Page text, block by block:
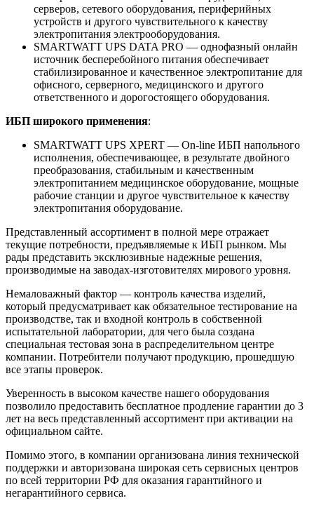
серверов, сетевого оборудования, периферийных
устройств и другого чувствительного к качеству
электропитания электрооборудования.
SMARTWATT UPS DATA PRO — однофазный онлайн
источник бесперебойного питания обеспечивает
стабилизированное и качественное электропитание для
офисного, серверного, медицинского и другого
ответственного и дорогостоящего оборудования.
ИБП широкого применения:
SMARTWATT UPS XPERT — On-line ИБП напольного
исполнения, обеспечивающее, в результате двойного
преобразования, стабильным и качественным
электропитанием медицинское оборудование, мощные
рабочие станции и другое чувствительное к качеству
электропитания оборудование.
Представленный ассортимент в полной мере отражает
текущие потребности, предъявляемые к ИБП рынком. Мы
рады представить эксклюзивные надежные решения,
производимые на заводах-изготовителях мирового уровня.
Немаловажный фактор — контроль качества изделий,
который предусматривает как обязательное тестирование на
производстве, так и входной контроль в собственной
испытательной лаборатории, для чего была создана
специальная тестовая зона в распределительном центре
компании. Потребители получают продукцию, прошедшую
все этапы проверок.
Уверенность в высоком качестве нашего оборудования
позволило предоставить бесплатное продление гарантии до 3
лет на весь представленный ассортимент при активации на
официальном сайте.
Помимо этого, в компании организована линия технической
поддержки и авторизована широкая сеть сервисных центров
по всей территории РФ для оказания гарантийного и
негарантийного сервиса.